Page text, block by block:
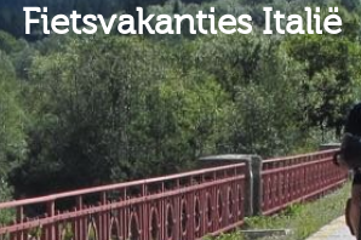
Fietsvakanties Italië